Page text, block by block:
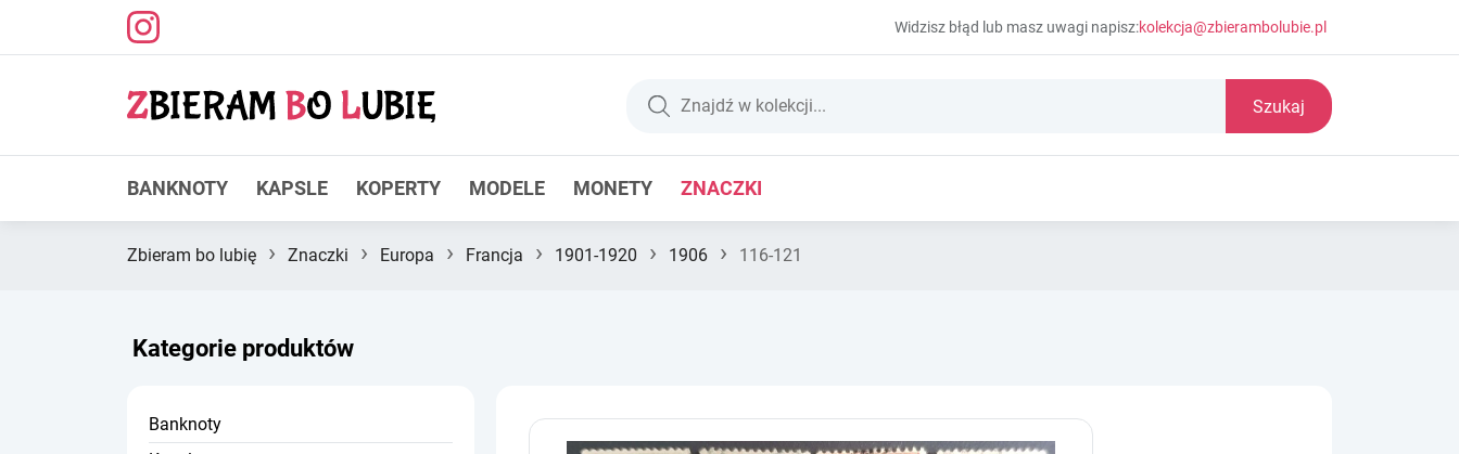
Widzisz błąd lub masz uwagi napisz:kolekcja@zbierambolubie.pl
Szukaj
BANKNOTY KAPSLE KOPERTY MODELE MONETY ZNACZKI
Zbieram bo lubię › Znaczki › Europa › Francja › 1901-1920 › 1906 › 116-121
Kategorie produktów
Banknoty